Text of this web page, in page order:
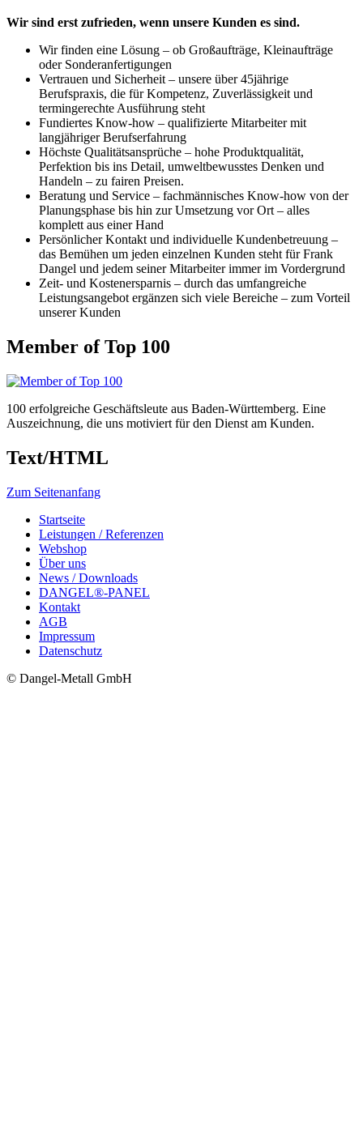
Wir sind erst zufrieden, wenn unsere Kunden es sind.
Wir finden eine Lösung – ob Großaufträge, Kleinaufträge
oder Sonderanfertigungen
Vertrauen und Sicherheit – unsere über 45jährige
Berufspraxis, die für Kompetenz, Zuverlässigkeit und
termingerechte Ausführung steht
Fundiertes Know-how – qualifizierte Mitarbeiter mit
langjähriger Berufserfahrung
Höchste Qualitätsansprüche – hohe Produktqualität,
Perfektion bis ins Detail, umweltbewusstes Denken und
Handeln – zu fairen Preisen.
Beratung und Service – fachmännisches Know-how von der
Planungsphase bis hin zur Umsetzung vor Ort – alles
komplett aus einer Hand
Persönlicher Kontakt und individuelle Kundenbetreuung –
das Bemühen um jeden einzelnen Kunden steht für Frank
Dangel und jedem seiner Mitarbeiter immer im Vordergrund
Zeit- und Kostenersparnis – durch das umfangreiche
Leistungsangebot ergänzen sich viele Bereiche – zum Vorteil
unserer Kunden
Member of Top 100
100 erfolgreiche Geschäftsleute aus Baden-Württemberg. Eine
Auszeichnung, die uns motiviert für den Dienst am Kunden.
Text/HTML
Zum Seitenanfang
Startseite
Leistungen / Referenzen
Webshop
Über uns
News / Downloads
DANGEL®-PANEL
Kontakt
AGB
Impressum
Datenschutz
© Dangel-Metall GmbH